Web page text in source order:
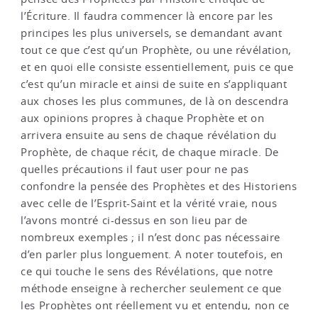
l’Écriture. Il faudra commencer là encore par les
principes les plus universels, se demandant avant
tout ce que c’est qu’un Prophète, ou une révélation,
et en quoi elle consiste essentiellement, puis ce que
c’est qu’un miracle et ainsi de suite en s’appliquant
aux choses les plus communes, de là on descendra
aux opinions propres à chaque Prophète et on
arrivera ensuite au sens de chaque révélation du
Prophète, de chaque récit, de chaque miracle. De
quelles précautions il faut user pour ne pas
confondre la pensée des Prophètes et des Historiens
avec celle de l’Esprit-Saint et la vérité vraie, nous
l’avons montré ci-dessus en son lieu par de
nombreux exemples ; il n’est donc pas nécessaire
d’en parler plus longuement. A noter toutefois, en
ce qui touche le sens des Révélations, que notre
méthode enseigne à rechercher seulement ce que
les Prophètes ont réellement vu et entendu, non ce